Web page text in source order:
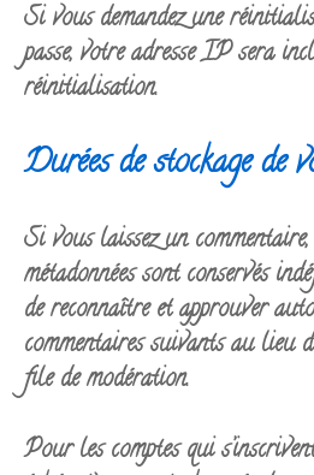
Si vous demandez une
passe, votre adresse IP sera
réinitialisation.
Durées de stockage de
Si vous laissez un
métadonnées sont conservés
de reconnaître et approuver
commentaires suivants au lieu
file de modération.
Pour les comptes qui